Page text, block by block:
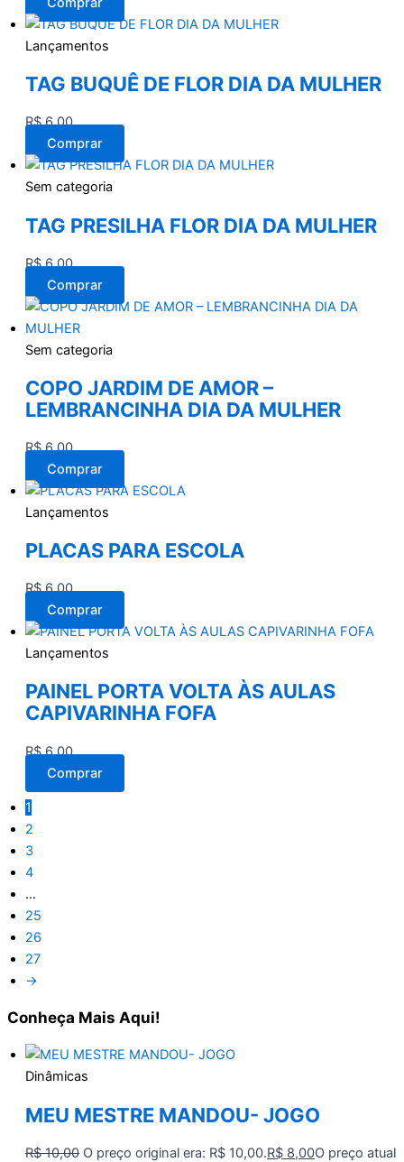
Lançamentos
TAG BUQUÊ DE FLOR DIA DA MULHER
R$6,00
Comprar
Sem categoria
TAG PRESILHA FLOR DIA DA MULHER
R$6,00
Comprar
Sem categoria
COPO JARDIM DE AMOR –
LEMBRANCINHA DIA DA MULHER
R$6,00
Comprar
Lançamentos
PLACAS PARA ESCOLA
R$6,00
Comprar
Lançamentos
PAINEL PORTA VOLTA ÀS AULAS
CAPIVARINHA FOFA
R$6,00
Comprar
1
2
3
4
…
25
26
27
→
Conheça Mais Aqui!
Dinâmicas
MEU MESTRE MANDOU- JOGO
R$10,00 O preço original era: R$ 10,00.R$ 8,00O preço atual